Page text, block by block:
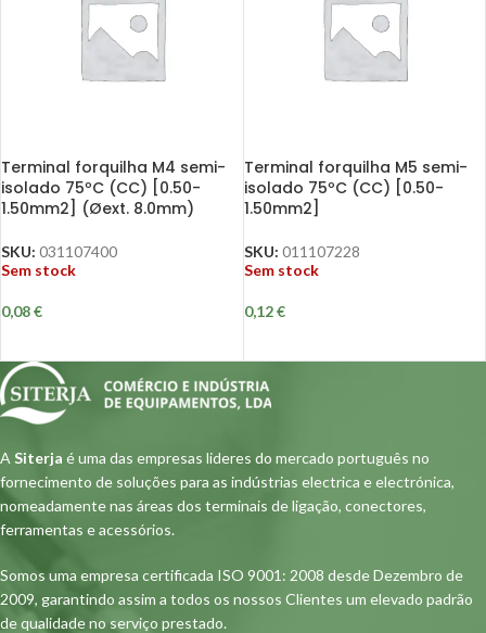
Terminal forquilha M4 semi-
isolado 75ºC (CC) [0.50-
1.50mm2] (Øext. 8.0mm)
SKU: 031107400
Sem stock
0,08€
Terminal forquilha M5 semi-
isolado 75ºC (CC) [0.50-
1.50mm2]
SKU: 011107228
Sem stock
0,12€
A Siterja é uma das empresas lideres do mercado português no
fornecimento de soluções para as indústrias electrica e electrónica,
nomeadamente nas áreas dos terminais de ligação, conectores,
ferramentas e acessórios.
Somos uma empresa certificada ISO 9001: 2008 desde Dezembro de
2009, garantindo assim a todos os nossos Clientes um elevado padrão
de qualidade no serviço prestado.